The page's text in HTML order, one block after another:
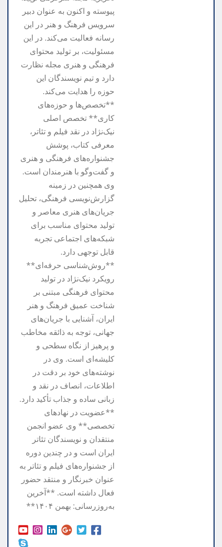
پیوسته و اکنون به عنوان دبیر
سرویس فرهنگ و هنر در این
رسانه فعالیت می‌کند. در این
مسئولیت، بر تولید محتوای
فرهنگی و هنری مجله نظارت
دارد و تیم نویسندگان این
حوزه را هدایت می‌کند.
**تخصص‌ها و حوزه‌های
کاری** تخصص اصلی
نیک‌نژاد در نقد فیلم و تئاتر،
معرفی کتاب، پوشش
جشنواره‌های فرهنگی و هنری
و گفت‌وگو با هنرمندان است.
وی همچنین در زمینه
گزارش‌نویسی فرهنگی، تحلیل
جریان‌های هنری معاصر و
تولید محتوای مناسب برای
شبکه‌های اجتماعی تجربه
قابل توجهی دارد.
**روش‌شناسی حرفه‌ای**
رویکرد نیک‌نژاد در تولید
محتوای فرهنگی مبتنی بر
شناخت عمیق فرهنگ و هنر
ایران، آشنایی با جریان‌های
جهانی، توجه به ذائقه مخاطب
و پرهیز از نگاه سطحی و
کلیشه‌ای است. وی در
نوشته‌های خود بر دقت در
اطلاعات، انصاف در نقد و
زبانی ساده و جذاب تأکید دارد.
**عضویت در نهادهای
تخصصی** وی عضو انجمن
منتقدان و نویسندگان تئاتر
ایران است و در چندین دوره
از جشنواره‌های فیلم و تئاتر به
عنوان خبرنگار و منتقد حضور
فعال داشته است. **آخرین
به‌روزرسانی: بهمن ۱۴۰۴**